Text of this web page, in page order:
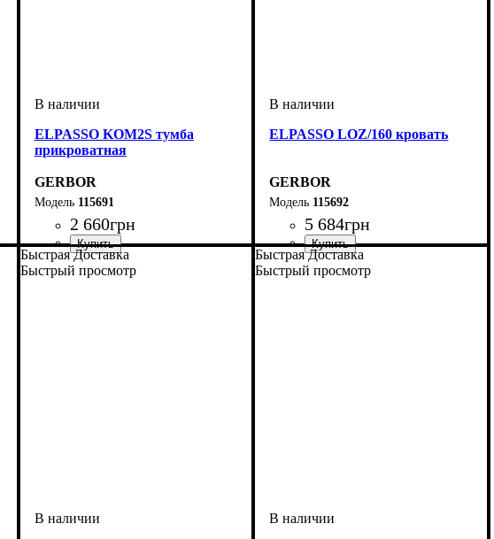
ELPASSO KOM2S тумба
прикроватная
GERBOR
115691
2 660грн
ELPASSO LOZ/160 кровать
GERBOR
115692
5 684грн
Быстрая Доставка
Быстрый просмотр
Быстрая Доставка
Быстрый просмотр